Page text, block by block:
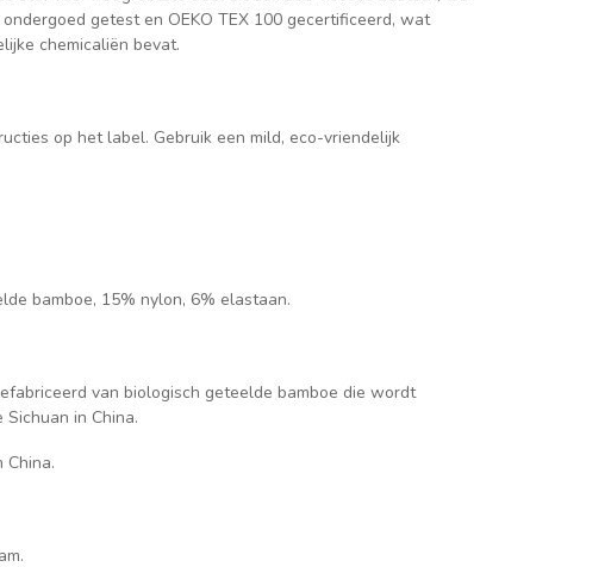
getest en OEKO TEX 100 gecertificeerd, wat
chemicaliën bevat.
op het label. Gebruik een mild, eco-vriendelijk
bamboe, 15% nylon, 6% elastaan.
van biologisch geteelde bamboe die wordt
in China.